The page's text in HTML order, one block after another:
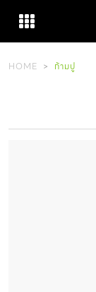
content
HOME ก้ามปู